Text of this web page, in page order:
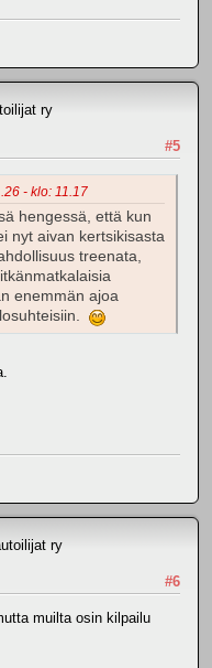
ry
#5
- klo: 11.17
hengessä, että kun
nyt aivan kertsikisasta
treenata,
enemmän ajoa
ry
#6
muilta osin kilpailu